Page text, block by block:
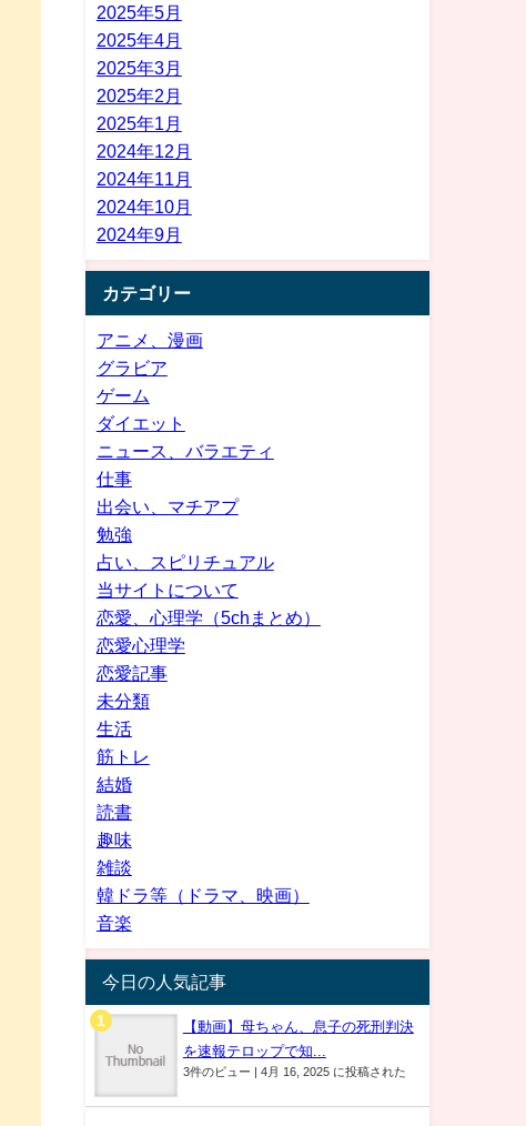
2025年5月
2025年4月
2025年3月
2025年2月
2025年1月
2024年12月
2024年11月
2024年10月
2024年9月
カテゴリー
アニメ、漫画
グラビア
ゲーム
ダイエット
ニュース、バラエティ
仕事
出会い、マチアプ
勉強
占い、スピリチュアル
当サイトについて
恋愛、心理学（5chまとめ）
恋愛心理学
恋愛記事
未分類
生活
筋トレ
結婚
読書
趣味
雑談
韓ドラ等（ドラマ、映画）
音楽
今日の人気記事
【動画】母ちゃん、息子の死刑判決
を速報テロップで知...
3件のビュー | 4月 16, 2025 に投稿された